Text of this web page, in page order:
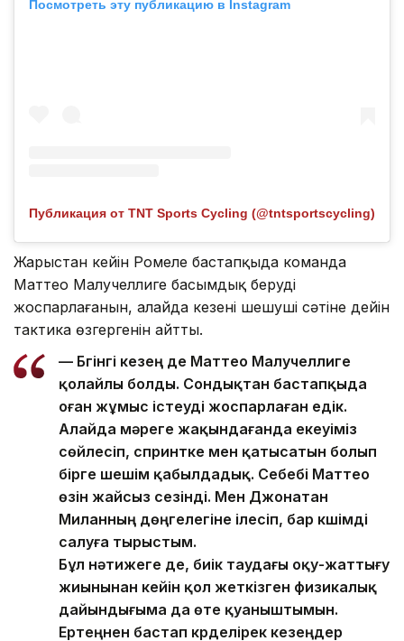
Посмотреть эту публикацию в Instagram
Публикация от TNT Sports Cycling (@tntsportscycling)
Жарыстан кейін Ромеле бастапқыда команда
Маттео Малучеллиге басымдық беруді
жоспарлағанын, алайда кезеңнің шешуші сәтіне дейін
тактика өзгергенін айтты.
— Бүгінгі кезең де Маттео Малучеллиге
қолайлы болды. Сондықтан бастапқыда
оған жұмыс істеуді жоспарлаған едік.
Алайда мәреге жақындағанда екеуіміз
сөйлесіп, спринтке мен қатысатын болып
бірге шешім қабылдадық. Себебі Маттео
өзін жайсыз сезінді. Мен Джонатан
Миланның дөңгелегіне ілесіп, бар күшімді
салуға тырыстым.
Бұл нәтижеге де, биік таудағы оқу-жаттығу
жиынынан кейін қол жеткізген физикалық
дайындығыма да өте қуаныштымын.
Ертеңнен бастап күрделірек кезеңдер